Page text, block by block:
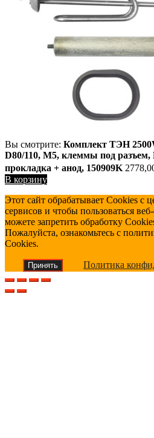
Вы смотрите: Комплект ТЭН
D80/110, М5, клеммы под
прокладка + анод, 150909K
В корзину
Этот сайт обрабатывает Cookies с
сервисов и чтобы пользоваться
можете запретить обработку
Пожалуйста, ознакомьтесь с
Cookies.
Принять Политика